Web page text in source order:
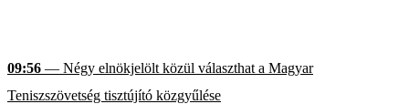
09:56 — Négy elnökjelölt közül választhat a Magyar
Teniszszövetség tisztújító közgyűlése